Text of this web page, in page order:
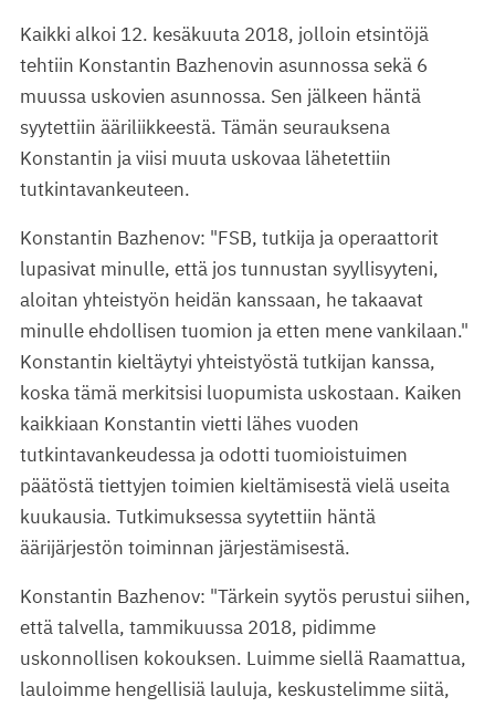
Kaikki alkoi 12. kesäkuuta 2018, jolloin etsintöjä
tehtiin Konstantin Bazhenovin asunnossa sekä 6
muussa uskovien asunnossa. Sen jälkeen häntä
syytettiin ääriliikkeestä. Tämän seurauksena
Konstantin ja viisi muuta uskovaa lähetettiin
tutkintavankeuteen.
Konstantin Bazhenov: "FSB, tutkija ja operaattorit
lupasivat minulle, että jos tunnustan syyllisyyteni,
aloitan yhteistyön heidän kanssaan, he takaavat
minulle ehdollisen tuomion ja etten mene vankilaan."
Konstantin kieltäytyi yhteistyöstä tutkijan kanssa,
koska tämä merkitsisi luopumista uskostaan. Kaiken
kaikkiaan Konstantin vietti lähes vuoden
tutkintavankeudessa ja odotti tuomioistuimen
päätöstä tiettyjen toimien kieltämisestä vielä useita
kuukausia. Tutkimuksessa syytettiin häntä
äärijärjestön toiminnan järjestämisestä.
Konstantin Bazhenov: "Tärkein syytös perustui siihen,
että talvella, tammikuussa 2018, pidimme
uskonnollisen kokouksen. Luimme siellä Raamattua,
lauloimme hengellisiä lauluja, keskustelimme siitä,